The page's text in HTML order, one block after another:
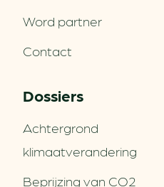
Word partner
Contact
Dossiers
Achtergrond
klimaatverandering
Beprijzing van CO2